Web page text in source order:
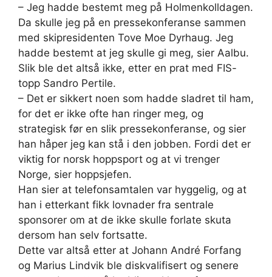
– Jeg hadde bestemt meg på Holmenkolldagen.
Da skulle jeg på en pressekonferanse sammen
med skipresidenten Tove Moe Dyrhaug. Jeg
hadde bestemt at jeg skulle gi meg, sier Aalbu.
Slik ble det altså ikke, etter en prat med FIS-
topp Sandro Pertile.
– Det er sikkert noen som hadde sladret til ham,
for det er ikke ofte han ringer meg, og
strategisk før en slik pressekonferanse, og sier
han håper jeg kan stå i den jobben. Fordi det er
viktig for norsk hoppsport og at vi trenger
Norge, sier hoppsjefen.
Han sier at telefonsamtalen var hyggelig, og at
han i etterkant fikk lovnader fra sentrale
sponsorer om at de ikke skulle forlate skuta
dersom han selv fortsatte.
Dette var altså etter at Johann André Forfang
og Marius Lindvik ble diskvalifisert og senere